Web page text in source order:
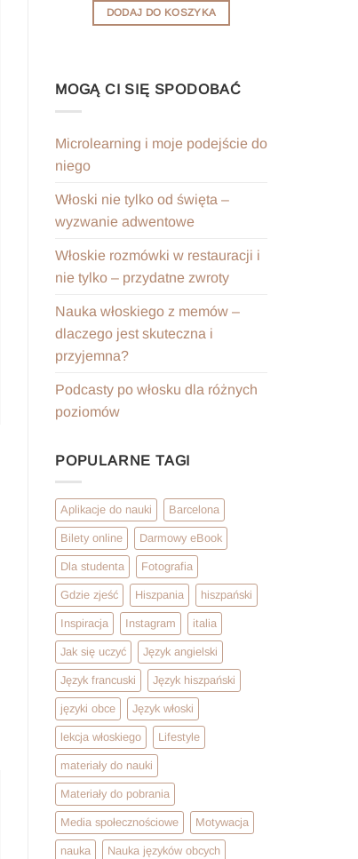
DODAJ DO KOSZYKA
MOGĄ CI SIĘ SPODOBAĆ
Microlearning i moje podejście do
niego
Włoski nie tylko od święta –
wyzwanie adwentowe
Włoskie rozmówki w restauracji i
nie tylko – przydatne zwroty
Nauka włoskiego z memów –
dlaczego jest skuteczna i
przyjemna?
Podcasty po włosku dla różnych
poziomów
POPULARNE TAGI
Aplikacje do nauki Barcelona
Bilety online Darmowy eBook
Dla studenta Fotografia
Gdzie zjeść Hiszpania hiszpański
Inspiracja Instagram italia
Jak się uczyć Język angielski
Język francuski Język hiszpański
języki obce Język włoski
lekcja włoskiego Lifestyle
materiały do nauki
Materiały do pobrania
Media społecznościowe Motywacja
nauka Nauka języków obcych